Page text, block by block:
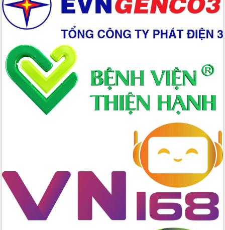
Phó Chủ tịch UBND tỉnh Đắk Lắk
Trương Công Thái kiểm tra thực địa
Dự án cao tốc Khánh Hòa - Buôn Ma
Định vị cà phê Việt Nam như một “di
sản sống” trong dòng chảy toàn cầu
Xây dựng nông thôn mới: Nâng cao đời
sống người dân từ những mô hình thiết
Quyết liệt tháo gỡ vướng mắc, đẩy
nhanh tiến độ các dự án trọng điểm
Đắk Lắk thời kỳ 2021-2030, tầm nhìn
đến năm 2050
Phát động chiến dịch 30 ngày đêm
giải phóng mặt bằng Tuyến đường bộ
ven biển